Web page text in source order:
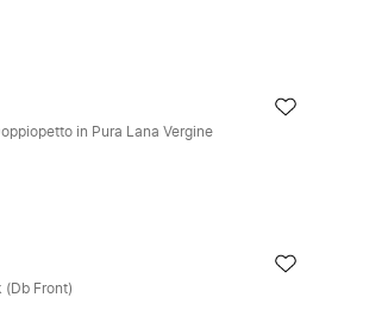
in Pura Lana Vergine
(Db Front)